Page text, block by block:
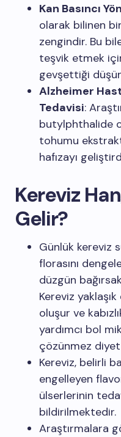
Kan Basıncı
olarak bilinen
zengindir. Bu
teşvik etmek
gevşettiği
Alzheimer
Tedavisi:
butylphthalide
tohumu
hafızayı
Kereviz
Gelir?
Günlük kereviz
florasını
düzgün
Kereviz
oluşur ve
yardımcı bol
çözünmez
Kereviz, belirli
engelleyen
ülserlerinin
bildirilmektedir.
Araştırmalara